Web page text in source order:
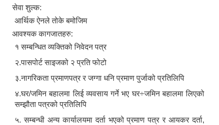
सेवा शुल्क:
आर्थिक ऐनले तोके बमोजिम
आवश्यक कागजातहरु:
१ सम्बन्धित व्यक्तिको निवेदन पत्र
२.पासपोर्ट साइजको २ प्रति फोटो
३.नागरिकता प्रमाणपत्र र जग्गा धनि प्रमाण पुर्जाको प्रतिलिपि
४.घर/जमिन बहालमा लिई व्यवसाय गर्ने भए घर÷जमिन बहालमा लिएको
सम्झौता पत्रको प्रतिलिपि
५. सम्बन्धी अन्य कार्यालयमा दर्ता भएको प्रमाण पत्र र आयकर दर्ता,